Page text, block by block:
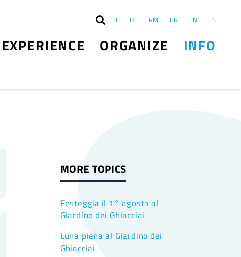
IT DE RM FR EN ES
EXPERIENCE ORGANIZE INFO
MORE TOPICS
Festeggia il 1° agosto al
Giardino dei Ghiacciai
Luna piena al Giardino dei
Ghiacciai